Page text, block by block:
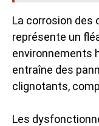
La corrosion des
représente un
environnements
entraîne des
clignotants,
Les